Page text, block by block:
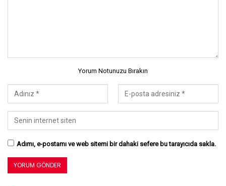
Yorum Notunuzu Bırakın
Adımı, e-postamı ve web sitemi bir dahaki sefere bu tarayıcıda sakla.